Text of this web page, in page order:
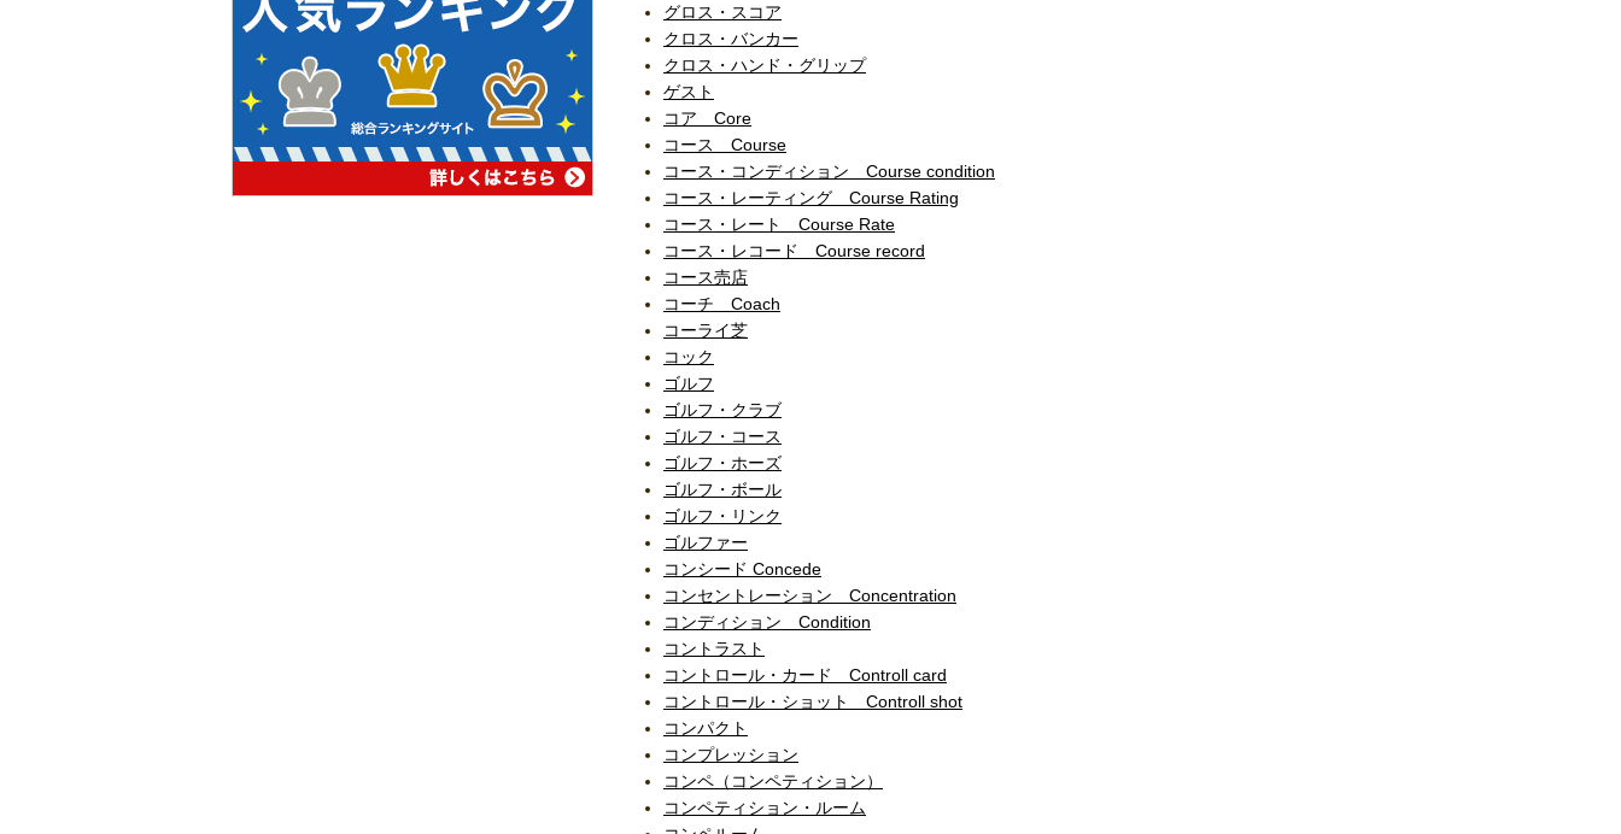
グロス・スコア
クロス・バンカー
クロス・ハンド・グリップ
ゲスト
コア Core
コース Course
コース・コンディション Course condition
コース・レーティング Course Rating
コース・レート Course Rate
コース・レコード Course record
コース売店
コーチ Coach
コーライ芝
コック
ゴルフ
ゴルフ・クラブ
ゴルフ・コース
ゴルフ・ホーズ
ゴルフ・ボール
ゴルフ・リンク
ゴルファー
コンシード Concede
コンセントレーション Concentration
コンディション Condition
コントラスト
コントロール・カード Controll card
コントロール・ショット Controll shot
コンパクト
コンプレッション
コンペ（コンペティション）
コンペティション・ルーム